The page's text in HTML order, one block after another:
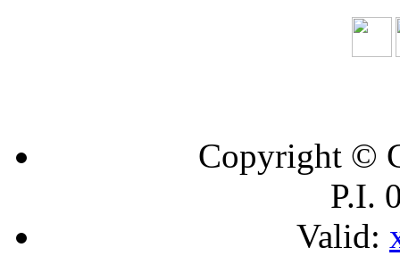
Copyright ©
P.I.
Valid: